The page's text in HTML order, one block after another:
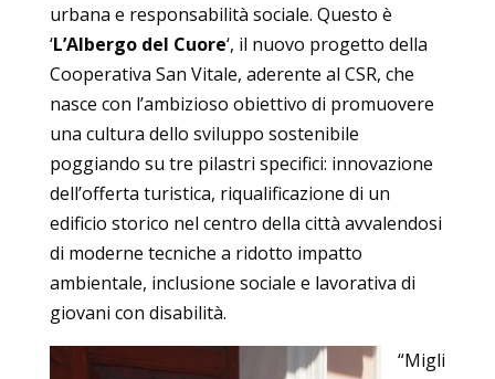
urbana e responsabilità sociale. Questo è
‘L’Albergo del Cuore‘, il nuovo progetto della
Cooperativa San Vitale, aderente al CSR, che
nasce con l’ambizioso obiettivo di promuovere
una cultura dello sviluppo sostenibile
poggiando su tre pilastri specifici: innovazione
dell’offerta turistica, riqualificazione di un
edificio storico nel centro della città avvalendosi
di moderne tecniche a ridotto impatto
ambientale, inclusione sociale e lavorativa di
giovani con disabilità.
“Migli